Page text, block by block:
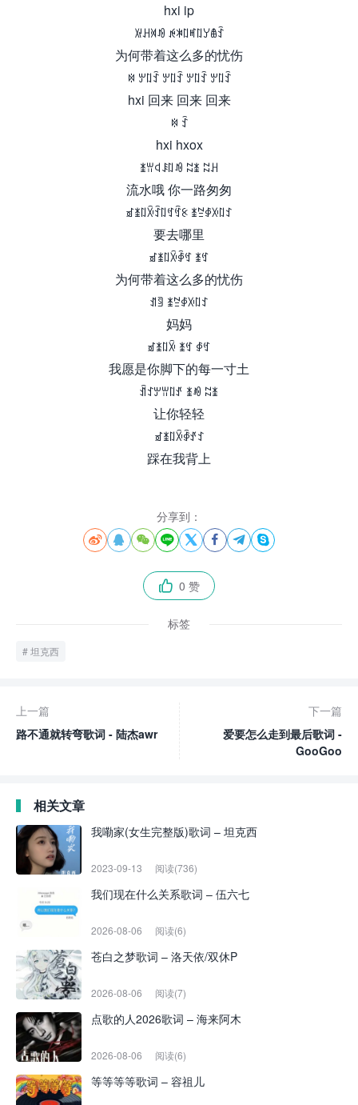
hxi ip
ꑟꃅꄉꀑ ꉌꐒꇁꎭꇁꌦꇊꉗ
为何带着这么多的忧伤
ꉈ ꏮꇁꉗ ꏮꇁꉗ ꏮꇁꉗ ꏮꇁꉗ
hxi 回来 回来 回来
ꉈ ꉗ
hxi hxox
ꁧꀕꒉꄩꇁꀑ ꉆꁧ ꉆꃅ
流水哦 你一路匆匆
ꀃꁧꇁꋋꉗꇁꉐꉏꉹ ꁧꊂꇉꋌꇁꉘ
要去哪里
ꀃꁧꇁꋋꇈꉐ ꁧꉐ
为何带着这么多的忧伤
ꀊꉖ ꁧꊂꇉꋌꇁꉘ
妈妈
ꀃꁧꇁꋋ ꁧꉐ ꇉꉐ
我愿是你脚下的每一寸土
ꀉꉘꏮꀕꇁꀋ ꁧꂼ ꉆꁧ
让你轻轻
ꀃꁧꇁꋋꇈꀋꉘ
踩在我背上
分享到：
       
 0 赞
标签
坦克西
上一篇
路不通就转弯歌词 - 陆杰awr
下一篇
爱要怎么走到最后歌词 -
GooGoo
相关文章
我嘞家(女生完整版)歌词 – 坦克西
2023-09-13 阅读(736)
我们现在什么关系歌词 – 伍六七
2026-08-06 阅读(6)
苍白之梦歌词 – 洛天依/双休P
2026-08-06 阅读(7)
点歌的人2026歌词 – 海来阿木
2026-08-06 阅读(6)
等等等等歌词 – 容祖儿